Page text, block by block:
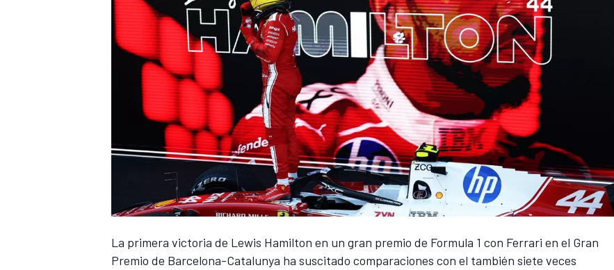
MÁS
La primera victoria de Lewis Hamilton en un gran premio de Formula 1 con Ferrari en el Gran
Premio de Barcelona-Catalunya ha suscitado comparaciones con el también siete veces